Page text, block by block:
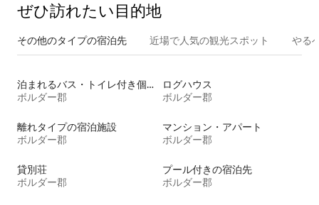
ぜひ訪⁠れ⁠た⁠い目⁠的⁠地
その他のタ⁠イ⁠プ⁠の宿⁠泊⁠先 近場で人気の観光スポット やる
泊まれるバス・トイレ付き個室
ボルダー郡
ログハウス
ボルダー郡
離れタイプの宿泊施設
ボルダー郡
マンション・アパート
ボルダー郡
貸別荘
ボルダー郡
プール付きの宿泊先
ボルダー郡